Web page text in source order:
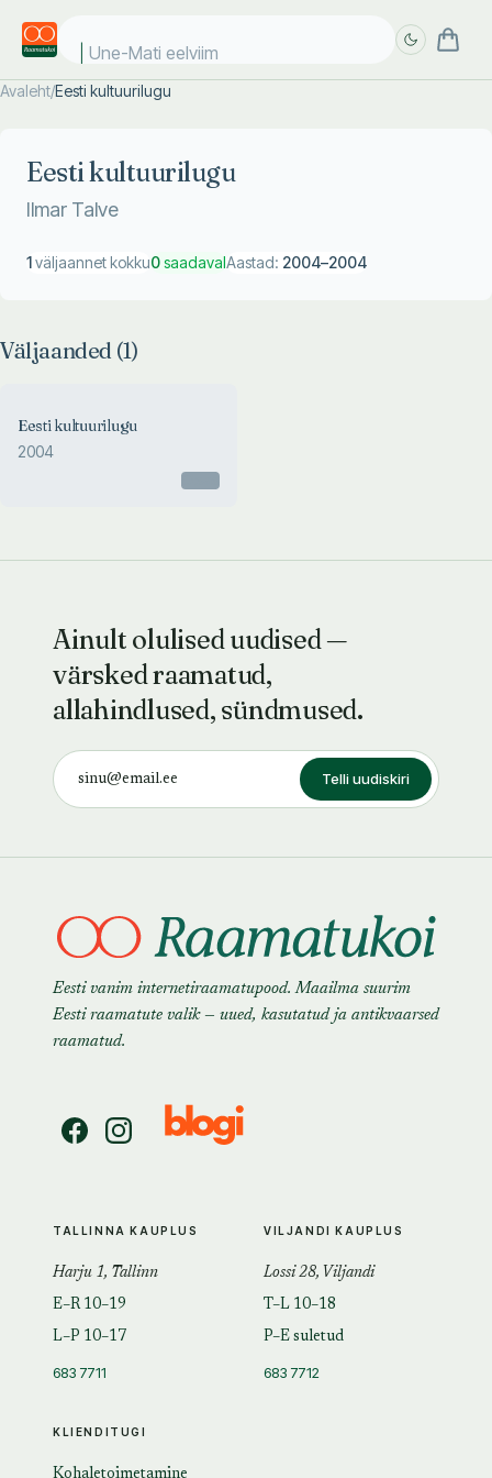
Une-Mati eelviima
Avaleht/Eesti kultuurilugu
Eesti kultuurilugu
Ilmar Talve
1väljaannet kokku0saadavalAastad: 2004–2004
Väljaanded (1)
Eesti kultuurilugu
2004
Ainult olulised uudised —
värsked raamatud,
allahindlused, sündmused.
Telli uudiskiri
Eesti vanim internetiraamatupood. Maailma suurim
Eesti raamatute valik — uued, kasutatud ja antikvaarsed
raamatud.
KLIENDITUGI
TALLINNA KAUPLUS
Harju 1, Tallinn
E–R 10–19
L–P 10–17
683 7711
VILJANDI KAUPLUS
Lossi 28, Viljandi
T–L 10–18
P–E suletud
683 7712